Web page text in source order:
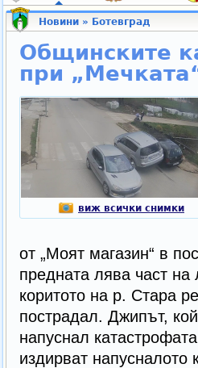
Новини» Ботевград
Общинските
при
виж всички снимки
от „Моят магазин“ в
предната лява част на
коритото на р. Стара
пострадал. Джипът,
напуснал
издирват